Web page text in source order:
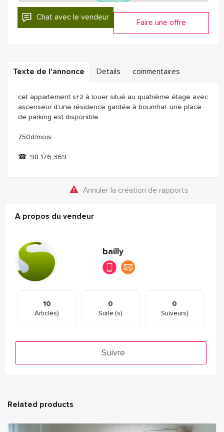
Chat avec le vendeur
Faire une offre
Texte de l'annonce Details commentaires
cet appartement s+2 à louer situé au quatrième étage avec
ascenseur d'une résidence gardée à boumhal. une place
de parking est disponible.
750d/mois
☎: 98 176 369
Annuler la création de rapports
A propos du vendeur
bailly
10
Articles)
0
Suite (s)
0
Suiveurs)
Suivre
Related products